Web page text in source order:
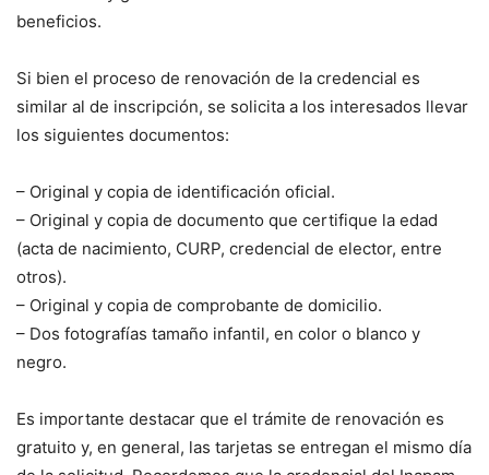
beneficios.
Si bien el proceso de renovación de la credencial es
similar al de inscripción, se solicita a los interesados llevar
los siguientes documentos:
– Original y copia de identificación oficial.
– Original y copia de documento que certifique la edad
(acta de nacimiento, CURP, credencial de elector, entre
otros).
– Original y copia de comprobante de domicilio.
– Dos fotografías tamaño infantil, en color o blanco y
negro.
Es importante destacar que el trámite de renovación es
gratuito y, en general, las tarjetas se entregan el mismo día